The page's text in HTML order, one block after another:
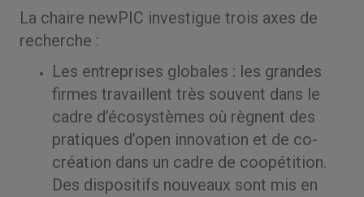
La chaire newPIC investigue trois axes de
recherche :
Les entreprises globales : les grandes
firmes travaillent très souvent dans le
cadre d’écosystèmes où règnent des
pratiques d’open innovation et de co-
création dans un cadre de coopétition.
Des dispositifs nouveaux sont mis en